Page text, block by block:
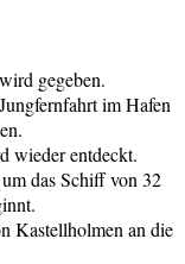
gegeben.
im Hafen
wieder entdeckt.
das Schiff von 32
Kastellholmen an die